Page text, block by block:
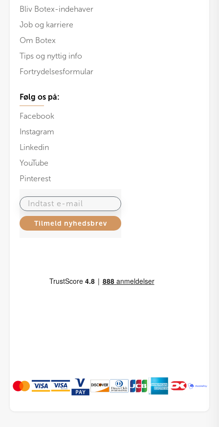
Bliv Botex-indehaver
Job og karriere
Om Botex
Tips og nyttig info
Fortrydelsesformular
Følg os på:
Facebook
Instagram
Linkedin
YouTube
Pinterest
Indtast e-mail
Tilmeld nyhedsbrev